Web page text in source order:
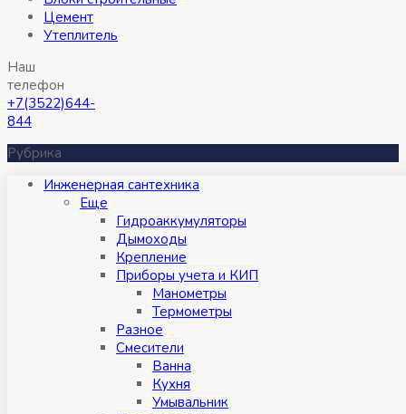
Цемент
Утеплитель
Наш
телефон
+7(3522)644-
844
Рубрика
Инженерная сантехника
Eще
Гидроаккумуляторы
Дымоходы
Крепление
Приборы учета и КИП
Манометры
Термометры
Разное
Смесители
Ванна
Кухня
Умывальник